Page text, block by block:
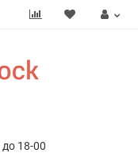
до 18-00